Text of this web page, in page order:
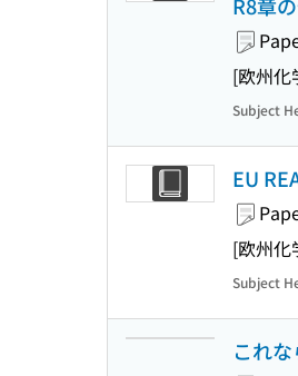
[欧州化
Subject
EU
[欧州化
Subject
これ